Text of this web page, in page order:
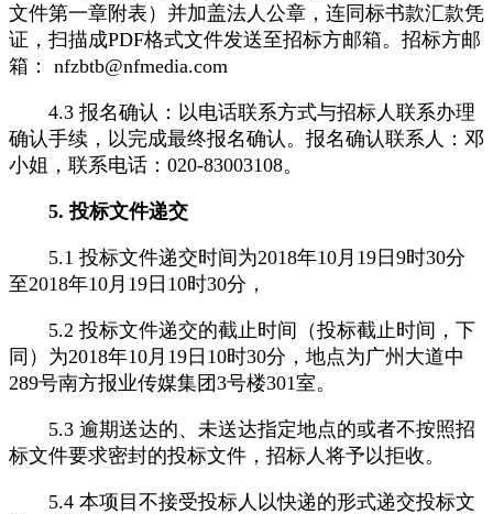
文件第一章附表）并加盖法人公章，连同标书款汇款凭
证，扫描成PDF格式文件发送至招标方邮箱。招标方邮
箱： nfzbtb@nfmedia.com
4.3 报名确认：以电话联系方式与招标人联系办理
确认手续，以完成最终报名确认。报名确认联系人：邓
小姐，联系电话：020-83003108。
5. 投标文件递交
5.1 投标文件递交时间为2018年10月19日9时30分
至2018年10月19日10时30分，
5.2 投标文件递交的截止时间（投标截止时间，下
同）为2018年10月19日10时30分，地点为广州大道中
289号南方报业传媒集团3号楼301室。
5.3 逾期送达的、未送达指定地点的或者不按照招
标文件要求密封的投标文件，招标人将予以拒收。
5.4 本项目不接受投标人以快递的形式递交投标文